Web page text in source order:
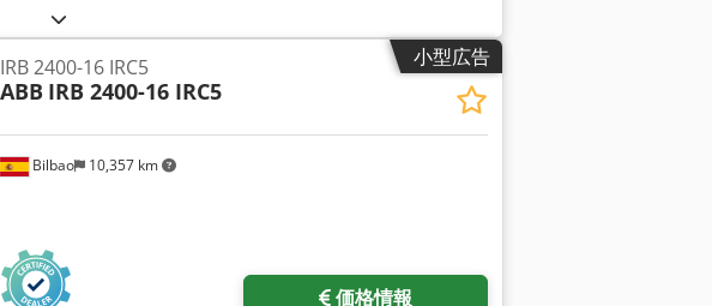
小型広告
Bilbao 10,357 km
IRB 2400-16 IRC5
ABB IRB 2400-16 IRC5
価格情報